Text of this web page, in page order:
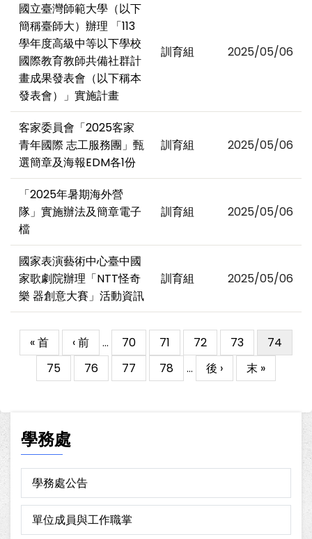
國立臺灣師範大學（以下
簡稱臺師大）辦理 「113
學年度高級中等以下學校
國際教育教師共備社群計
畫成果發表會（以下稱本
發表會）」實施計畫
訓育組 2025/05/06
客家委員會「2025客家
青年國際 志工服務團」甄
選簡章及海報EDM各1份
訓育組 2025/05/06
「2025年暑期海外營
隊」實施辦法及簡章電子
檔
訓育組 2025/05/06
國家表演藝術中心臺中國
家歌劇院辦理「NTT怪奇
樂 器創意大賽」活動資訊
訓育組 2025/05/06
Pagination
First
page
« 首
Previous
page
‹ 前 … Page
70 Page
71 Page
72 Page
73
目
前
頁
74
Page
75 Page
76 Page
77 Page
78 …
下
一
後 ›
Last
page
末 »
學務處
學務處公告
單位成員與工作職掌